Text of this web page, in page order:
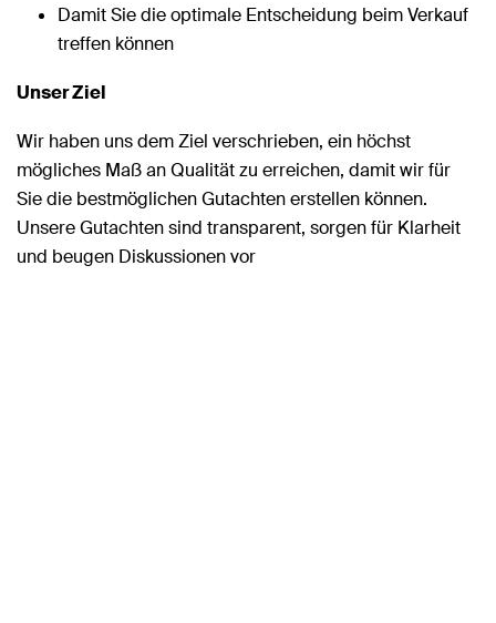
Damit Sie die optimale Entscheidung beim Verkauf
treffen können
Unser Ziel
Wir haben uns dem Ziel verschrieben, ein höchst
mögliches Maß an Qualität zu erreichen, damit wir für
Sie die bestmöglichen Gutachten erstellen können.
Unsere Gutachten sind transparent, sorgen für Klarheit
und beugen Diskussionen vor